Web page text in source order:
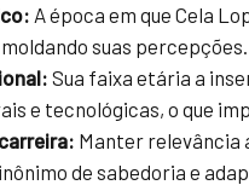
A época em que Cela
suas percepções.
Sua faixa etária a
e tecnológicas, o que
Manter relevância
de sabedoria e